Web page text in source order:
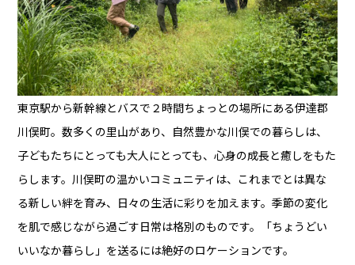
東京駅から新幹線とバスで２時間ちょっとの場所にある伊達郡
川俣町。数多くの里山があり、自然豊かな川俣での暮らしは、
子どもたちにとっても大人にとっても、心身の成長と癒しをもた
らします。川俣町の温かいコミュニティは、これまでとは異な
る新しい絆を育み、日々の生活に彩りを加えます。季節の変化
を肌で感じながら過ごす日常は格別のものです。「ちょうどい
いいなか暮らし」を送るには絶好のロケーションです。